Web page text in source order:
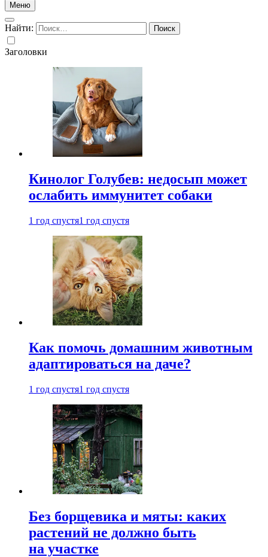
Меню
Найти:
Заголовки
Кинолог Голубев: недосып может
ослабить иммунитет собаки
1 год спустя1 год спустя
Как помочь домашним животным
адаптироваться на даче?
1 год спустя1 год спустя
Без борщевика и мяты: каких
растений не должно быть
на участке